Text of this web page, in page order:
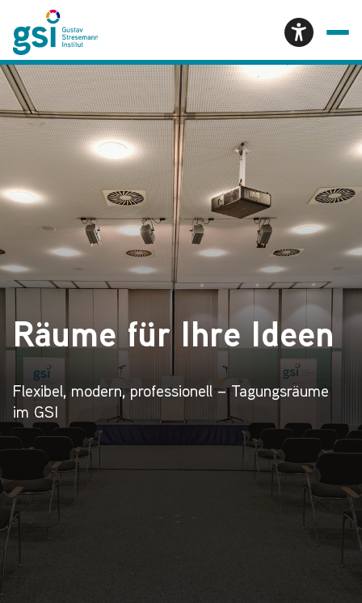
Räume für Ihre Ideen
Flexibel, modern, professionell – Tagungsräume
im GSI